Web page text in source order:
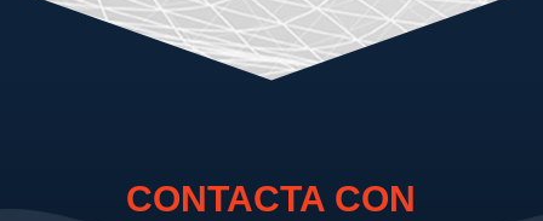
CONTACTA CON